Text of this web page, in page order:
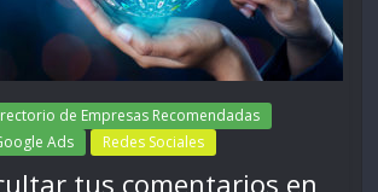
de Empresas Recomendadas
Ads Redes Sociales
tus comentarios en